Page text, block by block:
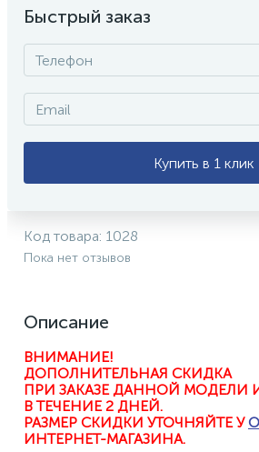
Быстрый заказ
Купить в 1 клик
Код товара: 1028
Пока нет отзывов
Описание
ВНИМАНИЕ!
ДОПОЛНИТЕЛЬНАЯ СКИДКА
ПРИ ЗАКАЗЕ ДАННОЙ МОДЕЛИ
В ТЕЧЕНИЕ 2 ДНЕЙ.
РАЗМЕР СКИДКИ УТОЧНЯЙТЕ У
ИНТЕРНЕТ-МАГАЗИНА.